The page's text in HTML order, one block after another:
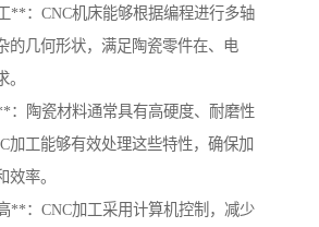
**：CNC机床能够根据编程进行多轴
的几何形状，满足陶瓷零件在、电
：陶瓷材料通常具有高硬度、耐磨性
加工能够有效处理这些特性，确保加
效率。
**：CNC加工采用计算机控制，减少